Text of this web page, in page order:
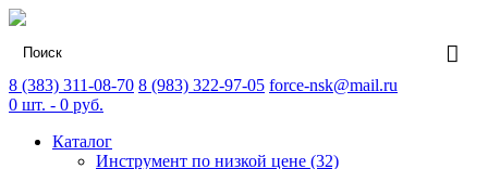
8 (383) 311-08-70 8 (983) 322-97-05 force-nsk@mail.ru
0 шт. - 0 руб.
Каталог
Инструмент по низкой цене (32)